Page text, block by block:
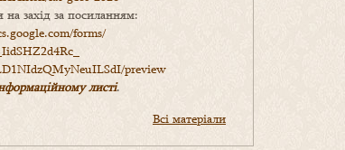
на захід за посиланням:
forms/
preview
листі.
Всі матеріали